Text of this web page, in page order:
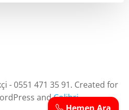
- 0551 471 35 91. Created for
andColibri